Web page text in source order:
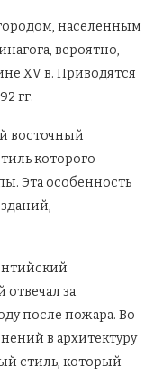
населенным
вероятно,
XV в. Приводятся
гг.
восточный
которого
Эта особенность
отвечал за
после пожара. Во
в архитектуру
стиль, который